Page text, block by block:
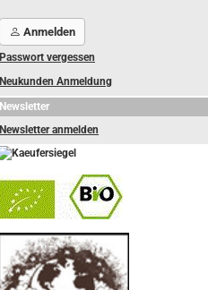
Anmelden
Passwort vergessen
Neukunden Anmeldung
Newsletter
Newsletter anmelden